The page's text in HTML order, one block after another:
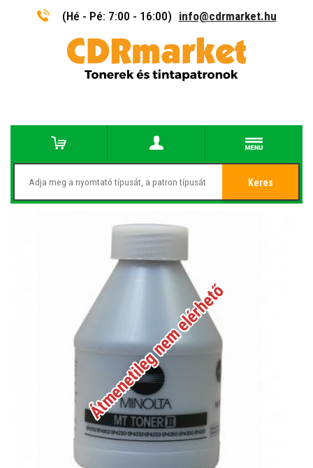
(Hé - Pé: 7:00 - 16:00) info@cdrmarket.hu
Keres
Átmenetileg nem elérhető